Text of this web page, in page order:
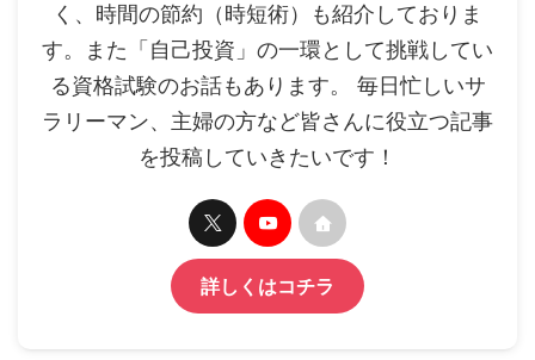
く、時間の節約（時短術）も紹介しておりま
す。また「自己投資」の一環として挑戦してい
る資格試験のお話もあります。 毎日忙しいサ
ラリーマン、主婦の方など皆さんに役立つ記事
を投稿していきたいです！
詳しくはコチラ